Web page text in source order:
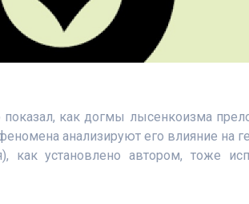
как догмы лысенкоизма
анализируют его влияние на
как установлено автором, тоже